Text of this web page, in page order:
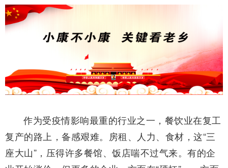
作为受疫情影响最重的行业之一，餐饮业在复工
复产的路上，备感艰难。房租、人力、食材，这“三
座大山”，压得许多餐馆、饭店喘不过气来。有的企